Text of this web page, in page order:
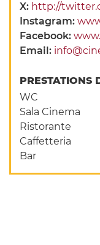
X: http://
Instagram:
Facebook:
Email:
PRESTATIONS
WC
Sala Cinema
Ristorante
Caffetteria
Bar